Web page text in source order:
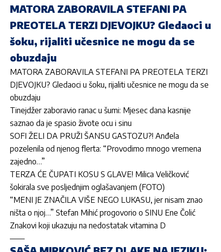
MATORA ZABORAVILA STEFANI PA
PREOTELA TERZI DJEVOJKU? Gledaoci u
šoku, rijaliti učesnice ne mogu da se
obuzdaju
MATORA ZABORAVILA STEFANI PA PREOTELA TERZI
DJEVOJKU? Gledaoci u šoku, rijaliti učesnice ne mogu da se
obuzdaju
Tinejdžer zaboravio ranac u šumi: Mjesec dana kasnije
saznao da je spasio živote ocu i sinu
SOFI ŽELI DA PRUŽI ŠANSU GASTOZU?! Anđela
pozelenila od njenog flerta: “Provodimo mnogo vremena
zajedno…”
TERZA ĆE ČUPATI KOSU S GLAVE! Milica Veličković
šokirala sve posljednjim oglašavanjem (FOTO)
“MENI JE ZNAČILA VIŠE NEGO LUKASU, jer nisam znao
ništa o njoj…” Stefan Mihić progovorio o SINU Ene Čolić
Znakovi koji ukazuju na nedostatak vitamina D